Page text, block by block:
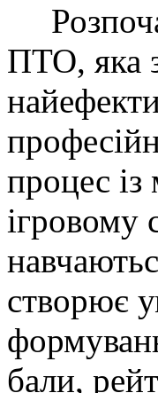
ПТО, яка
процес
ігровому
створює
бали,